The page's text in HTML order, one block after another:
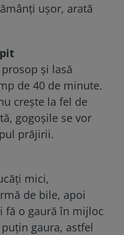
ușor, arată
și lasă
de 40 de minute.
crește la fel de
gogoșile se vor
prăjirii.
mici,
de bile, apoi
fă o gaură în mijloc
gaura, astfel